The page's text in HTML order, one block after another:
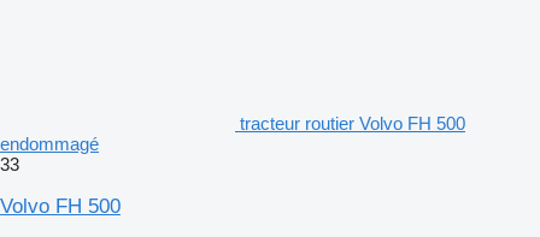
tracteur routier Volvo FH 500
endommagé
33
Volvo FH 500